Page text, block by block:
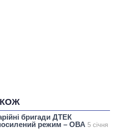
бригади ДТЕК
режим – ОВА 5 січня